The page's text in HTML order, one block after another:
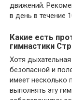
движений.
в день в течение
Какие есть
гимнастики
Хотя
безопасной и
имеет несколько
выполнять эту